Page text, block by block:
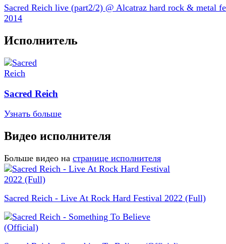
Sacred Reich live (part2/2) @ Alcatraz hard rock & metal
2014
Исполнитель
Sacred Reich
Узнать больше
Видео исполнителя
Больше видео на странице исполнителя
Sacred Reich - Live At Rock Hard Festival 2022 (Full)